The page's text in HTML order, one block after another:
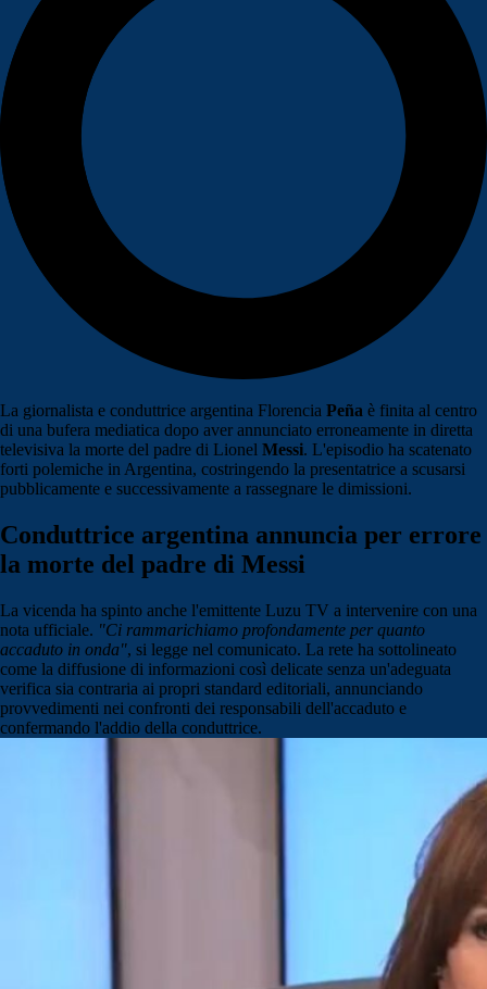
La giornalista e conduttrice argentina Florencia Peña è finita al centro
di una bufera mediatica dopo aver annunciato erroneamente in diretta
televisiva la morte del padre di Lionel Messi. L'episodio ha scatenato
forti polemiche in Argentina, costringendo la presentatrice a scusarsi
pubblicamente e successivamente a rassegnare le dimissioni.
Conduttrice argentina annuncia per errore
la morte del padre di Messi
La vicenda ha spinto anche l'emittente Luzu TV a intervenire con una
nota ufficiale. "Ci rammarichiamo profondamente per quanto
accaduto in onda", si legge nel comunicato. La rete ha sottolineato
come la diffusione di informazioni così delicate senza un'adeguata
verifica sia contraria ai propri standard editoriali, annunciando
provvedimenti nei confronti dei responsabili dell'accaduto e
confermando l'addio della conduttrice.